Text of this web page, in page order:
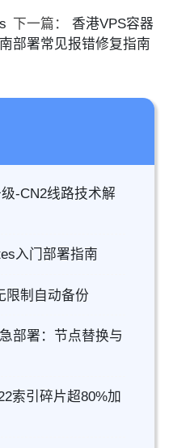
下一篇：
香港VPS容器
部署常见报错修复指南
-CN2线路技术解
入门部署指南
限制自动备份
部署：节点替换与
索引碎片超80%加